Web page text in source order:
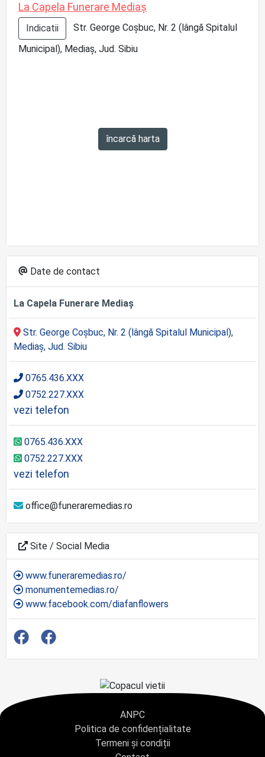
La Capela Funerare Mediaș
Indicatii
Str. George Coșbuc, Nr. 2 (lângă Spitalul
Municipal), Mediaș, Jud. Sibiu
încarcă harta
Date de contact
La Capela Funerare Mediaș
Str. George Coșbuc, Nr. 2 (lângă Spitalul Municipal),
Mediaș, Jud. Sibiu
0765.436.XXX
0752.227.XXX
vezi telefon
0765.436.XXX
0752.227.XXX
vezi telefon
office@funeraremedias.ro
Site / Social Media
www.funeraremedias.ro/
monumentemedias.ro/
www.facebook.com/diafanflowers
ANPC
Politica de confidențialitate
Termeni și condiții